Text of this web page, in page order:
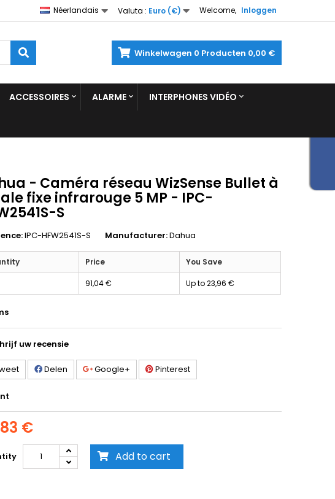
Welcome, Inloggen
Valuta : Euro (€)
Néerlandais
Winkelwagen 0 Producten 0,00 €
ACCESSOIRES ALARME INTERPHONES VIDÉO
- Caméra réseau WizSense Bullet à
fixe infrarouge 5 MP - IPC-
S
IPC-HFW2541S-S Manufacturer:Dahua
Price You Save
91,04 € Up to23,96 €
uw recensie
Delen Google+ Pinterest
€
Add to cart